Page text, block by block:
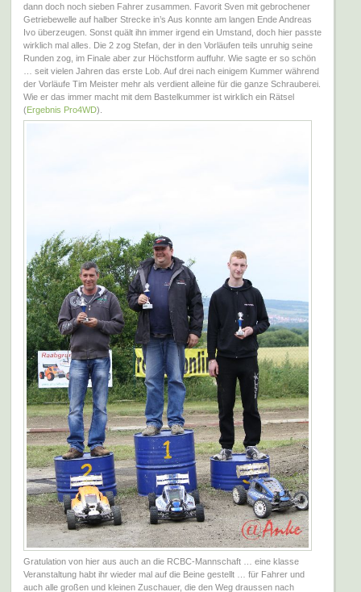
dann doch noch sieben Fahrer zusammen. Favorit Sven mit gebrochener
Getriebewelle auf halber Strecke in’s Aus konnte am langen Ende Andreas
Ivo überzeugen. Sonst quält ihn immer irgend ein Umstand, doch hier passte
wirklich mal alles. Die 2 zog Stefan, der in den Vorläufen teils unruhig seine
Runden zog, im Finale aber zur Höchstform auffuhr. Wie sagte er so schön
… seit vielen Jahren das erste Lob. Auf drei nach einigem Kummer während
der Vorläufe Tim Meister mehr als verdient alleine für die ganze Schrauberei.
Wie er das immer macht mit dem Bastelkummer ist wirklich ein Rätsel
(Ergebnis Pro4WD).
Gratulation von hier aus auch an die RCBC-Mannschaft … eine klasse
Veranstaltung habt ihr wieder mal auf die Beine gestellt … für Fahrer und
auch alle großen und kleinen Zuschauer, die den Weg draussen nach